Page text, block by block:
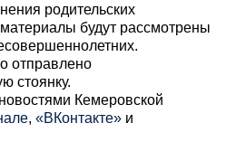
родительских
будут рассмотрены
отправлено
стоянку.
Кемеровской
, «ВКонтакте» и